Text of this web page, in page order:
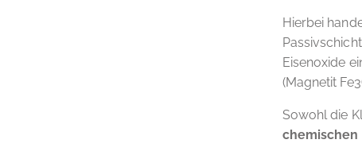
Hierbei
Eisenoxide
(Magnetit
Sowohl die